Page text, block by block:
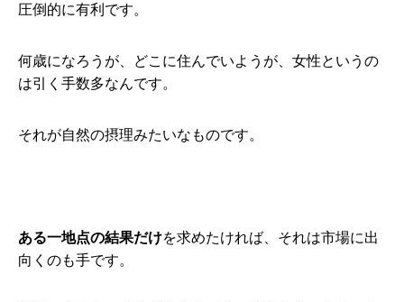
圧倒的に有利です。
何歳になろうが、どこに住んでいようが、女性というの
は引く手数多なんです。
それが自然の摂理みたいなものです。
ある一地点の結果だけを求めたければ、それは市場に出
向くのも手です。